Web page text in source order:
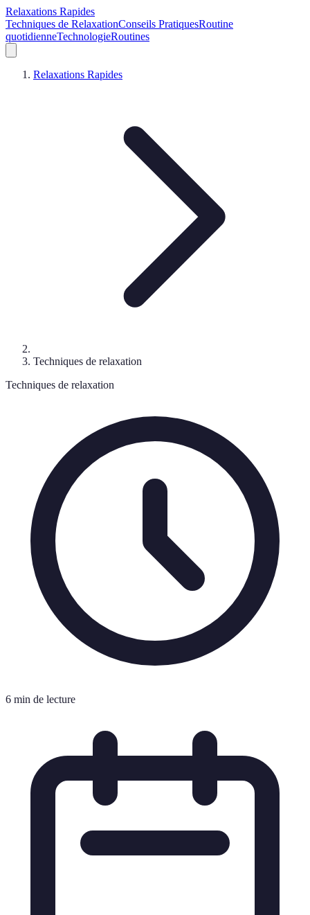
Relaxations Rapides
Techniques de RelaxationConseils PratiquesRoutine
quotidienneTechnologieRoutines
Relaxations Rapides
Techniques de relaxation
Techniques de relaxation
6 min de lecture